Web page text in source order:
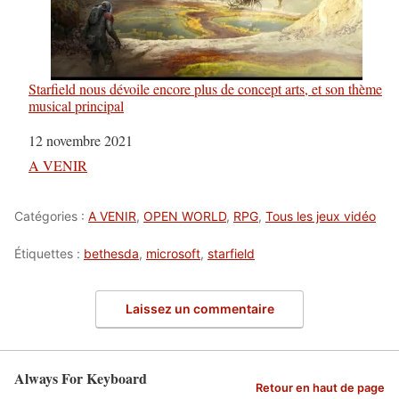
Starfield nous dévoile encore plus de concept arts, et son thème
musical principal
Date
12 novembre 2021
Par rapport à
A VENIR
Catégories : A VENIR, OPEN WORLD, RPG, Tous les jeux vidéo
Étiquettes : bethesda, microsoft, starfield
Laissez un commentaire
Always For Keyboard Retour en haut de page